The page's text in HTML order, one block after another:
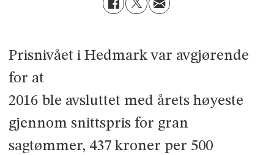
Prisnivået i Hedmark var avgjørende
for at
2016 ble avsluttet med årets høyeste
gjennom­ snittspris for gran
sagtømmer, 437 kroner per 500